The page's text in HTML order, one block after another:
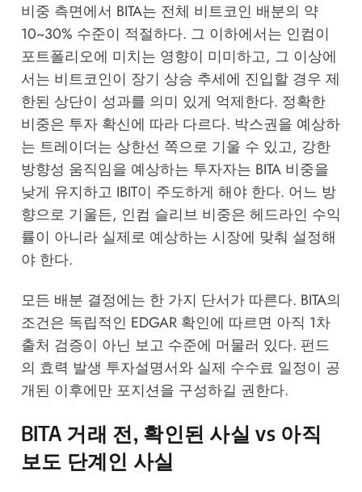
비중 측면에서 BITA는 전체 비트코인 배분의 약
10~30% 수준이 적절하다. 그 이하에서는 인컴이
포트폴리오에 미치는 영향이 미미하고, 그 이상에
서는 비트코인이 장기 상승 추세에 진입할 경우 제
한된 상단이 성과를 의미 있게 억제한다. 정확한
비중은 투자 확신에 따라 다르다. 박스권을 예상하
는 트레이더는 상한선 쪽으로 기울 수 있고, 강한
방향성 움직임을 예상하는 투자자는 BITA 비중을
낮게 유지하고 IBIT이 주도하게 해야 한다. 어느 방
향으로 기울든, 인컴 슬리브 비중은 헤드라인 수익
률이 아니라 실제로 예상하는 시장에 맞춰 설정해
야 한다.
모든 배분 결정에는 한 가지 단서가 따른다. BITA의
조건은 독립적인 EDGAR 확인에 따르면 아직 1차
출처 검증이 아닌 보고 수준에 머물러 있다. 펀드
의 효력 발생 투자설명서와 실제 수수료 일정이 공
개된 이후에만 포지션을 구성하길 권한다.
BITA 거래 전, 확인된 사실 vs 아직
보도 단계인 사실